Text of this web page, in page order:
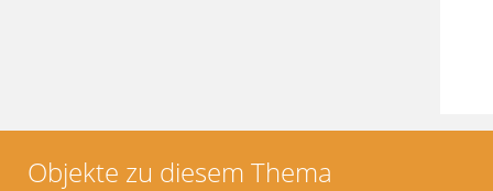
Objekte zu diesem Thema